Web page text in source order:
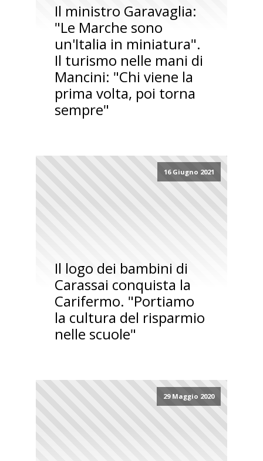
Il ministro Garavaglia:
"Le Marche sono
un'Italia in miniatura".
Il turismo nelle mani di
Mancini: "Chi viene la
prima volta, poi torna
sempre"
16 Giugno 2021
Il logo dei bambini di
Carassai conquista la
Carifermo. "Portiamo
la cultura del risparmio
nelle scuole"
29 Maggio 2020